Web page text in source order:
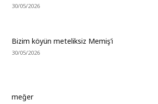
30/05/2026
Bizim köyün meteliksiz Memiş’i
30/05/2026
meğer